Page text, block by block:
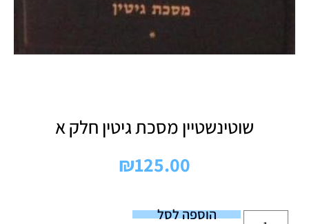
שוטינשטיין מסכת גיטין חלק א
₪125.00
הוספה לסל